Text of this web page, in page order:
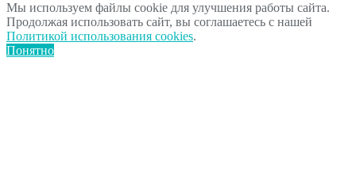
Мы используем файлы cookie для улучшения работы сайта.
Продолжая использовать сайт, вы соглашаетесь с нашей
Политикой использования cookies.
Понятно